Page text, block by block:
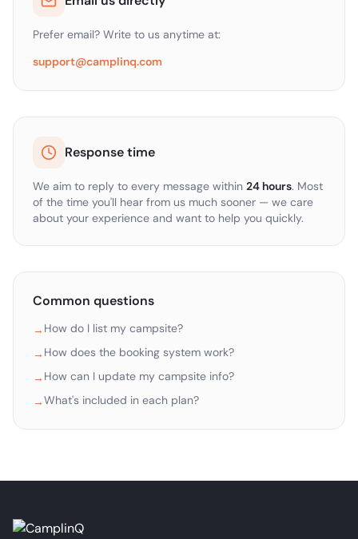
Prefer email? Write to us anytime at:
support@camplinq.com
Response time
We aim to reply to every message within 24 hours. Most
of the time you'll hear from us much sooner — we care
about your experience and want to help you quickly.
Common questions
→ How do I list my campsite?
→ How does the booking system work?
→ How can I update my campsite info?
→What's included in each plan?